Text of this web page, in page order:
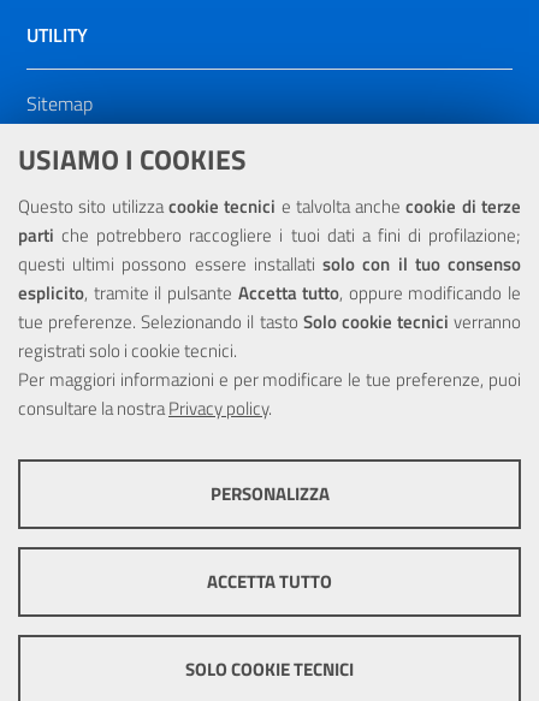
USIAMO I COOKIES
Questo sito utilizzacookie tecnici e talvolta anchecookie di terze
parti che potrebbero raccogliere i tuoi dati a fini di profilazione;
questi ultimi possono essere installatisolo con il tuo consenso
esplicito, tramite il pulsante Accetta tutto, oppure modificando le
tue preferenze. Selezionando il tasto Solo cookie tecnici verranno
registrati solo i cookie tecnici.
Per maggiori informazioni e per modificare le tue preferenze, puoi
consultare la nostraPrivacy policy.
ottimale per ogni utente. Essi non raccolgono i tuoi dati e le tue
informazioni di navigazione per scopi di marketing e profilazione, e
pertanto possono essere utilizzati senza bisogno di acquisire il tuo
PERSONALIZZA
ACCETTA TUTTO
SOLO COOKIE TECNICI
UTILITY
Sitemap
Dichiarazione di accessibilità
NOTE LEGALI
Privacy
Portale realizzato con la partecipazione finanziaria dell'Unione
Europea tramite i fondi del POR Sicilia 2000/2006 Misura 6.05 -
Impostazioni Cookie